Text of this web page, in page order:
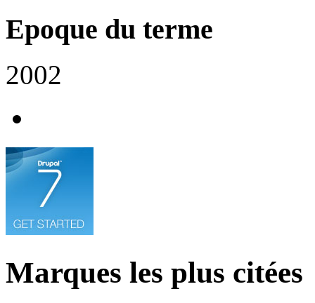
Epoque du terme
2002
Marques les plus citées